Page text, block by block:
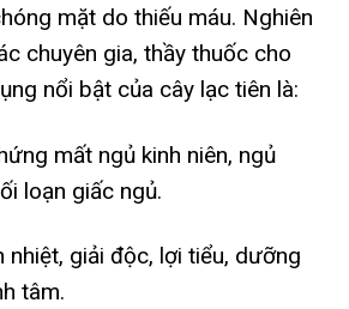
mặt do thiếu máu. Nghiên
chuyên gia, thầy thuốc cho
nổi bật của cây lạc tiên là:
mất ngủ kinh niên, ngủ
loạn giấc ngủ.
nhiệt, giải độc, lợi tiểu, dưỡng
tâm.